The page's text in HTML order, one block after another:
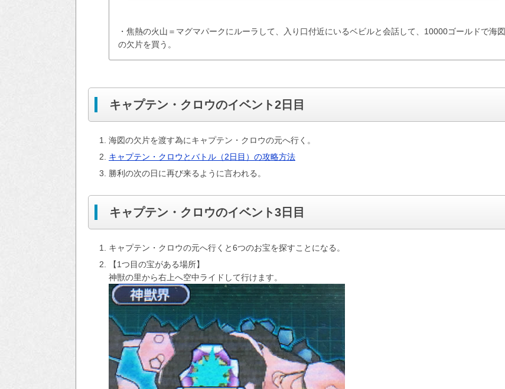
・焦熱の火山＝マグマパークにルーラして、入り口付近にいるベビルと会話して、10000ゴールドで海図
の欠片を買う。
キャプテン・クロウのイベント2日目
海図の欠片を渡す為にキャプテン・クロウの元へ行く。
キャプテン・クロウとバトル（2日目）の攻略方法
勝利の次の日に再び来るように言われる。
キャプテン・クロウのイベント3日目
キャプテン・クロウの元へ行くと6つのお宝を探すことになる。
【1つ目の宝がある場所】
神獣の里から右上へ空中ライドして行けます。